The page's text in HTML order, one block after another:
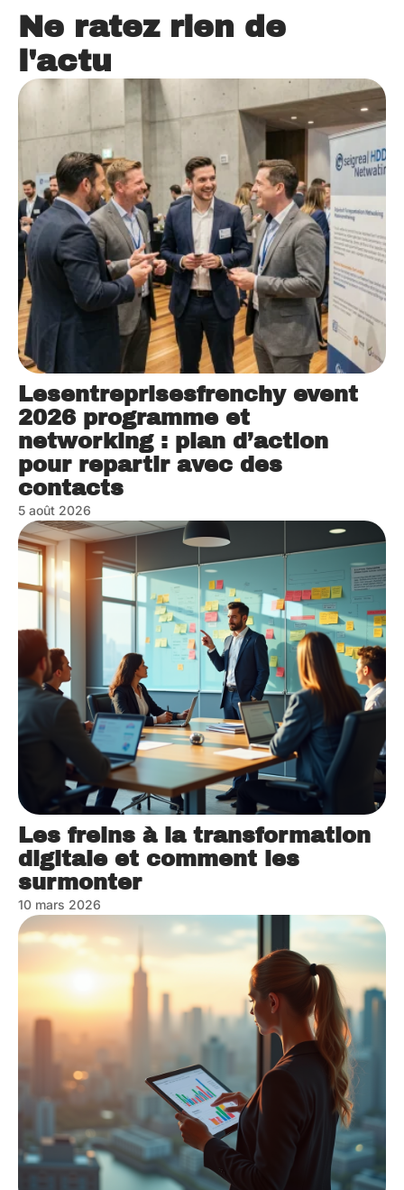
Ne ratez rien de
l'actu
Lesentreprisesfrenchy event
2026 programme et
networking : plan d’action
pour repartir avec des
contacts
5 août 2026
Les freins à la transformation
digitale et comment les
surmonter
10 mars 2026